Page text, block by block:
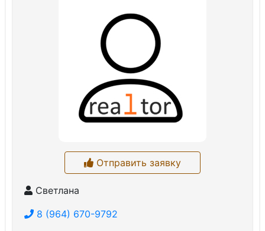
Отправить заявку
Светлана
8 (964) 670-9792